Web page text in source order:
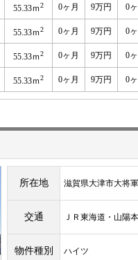
55.33ｍ2 0ヶ月 9万円 0
55.33ｍ2 0ヶ月 9万円 0
55.33ｍ2 0ヶ月 9万円 0
55.33ｍ2 0ヶ月 9万円 0
所在地 滋賀県大津市大将
交通 ＪＲ東海道・山陽
物件種別 ハイツ